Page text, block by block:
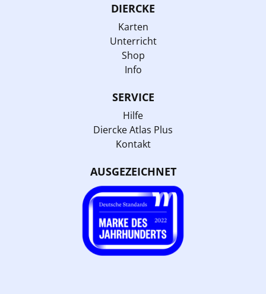
DIERCKE
Karten
Unterricht
Shop
Info
SERVICE
Hilfe
Diercke Atlas Plus
Kontakt
AUSGEZEICHNET